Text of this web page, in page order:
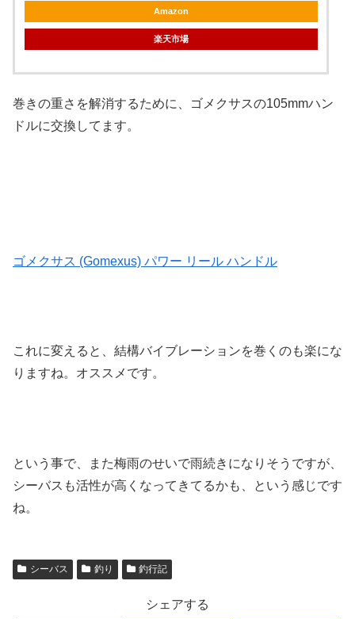
Amazon
楽天市場
巻きの重さを解消するために、ゴメクサスの105mmハン
ドルに交換してます。
ゴメクサス (Gomexus) パワー リール ハンドル
これに変えると、結構バイブレーションを巻くのも楽にな
りますね。オススメです。
という事で、また梅雨のせいで雨続きになりそうですが、
シーバスも活性が高くなってきてるかも、という感じです
ね。
シーバス 釣り 釣行記
シェアする